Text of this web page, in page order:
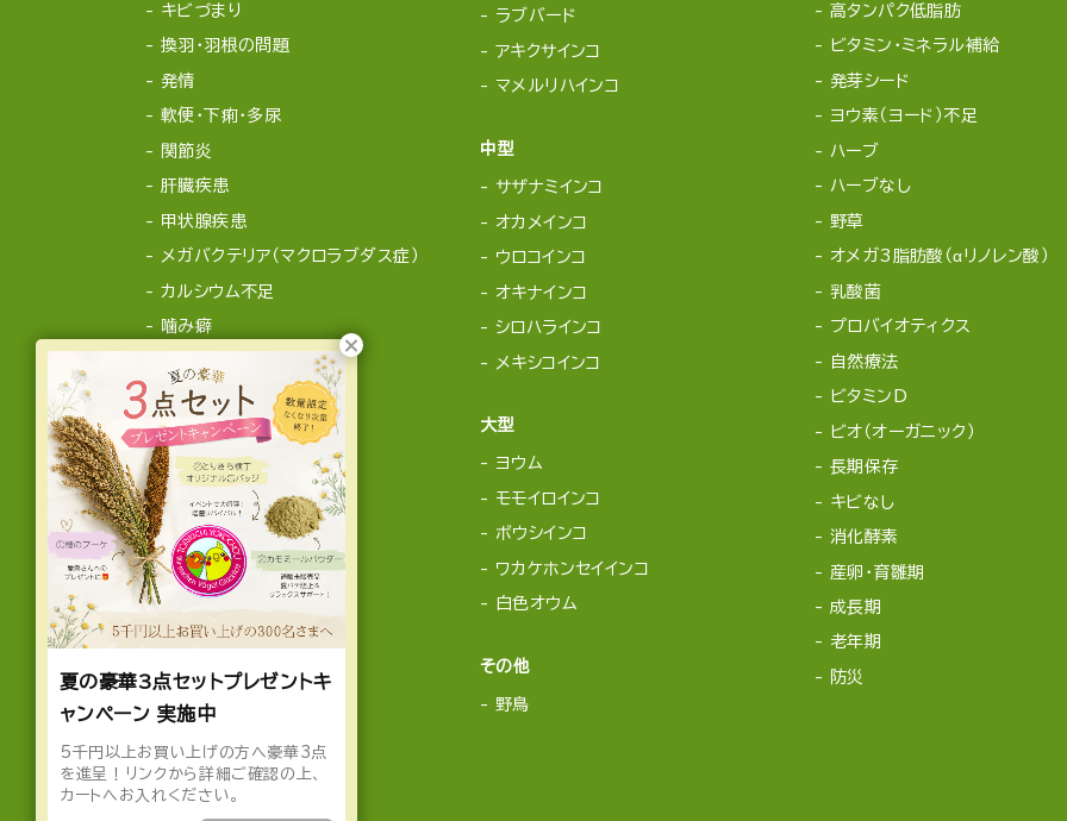
キビづまり
換羽・羽根の問題
発情
軟便・下痢・多尿
関節炎
肝臓疾患
甲状腺疾患
メガバクテリア（マクロラブダス症）
カルシウム不足
噛み癖
ラブバード
アキクサインコ
マメルリハインコ
中型
サザナミインコ
オカメインコ
ウロコインコ
オキナインコ
シロハラインコ
メキシコインコ
大型
ヨウム
モモイロインコ
ボウシインコ
ワカケホンセイインコ
白色オウム
その他
野鳥
高タンパク低脂肪
ビタミン・ミネラル補給
発芽シード
ヨウ素（ヨード）不足
ハーブ
ハーブなし
野草
オメガ3脂肪酸（αリノレン酸）
乳酸菌
プロバイオティクス
自然療法
ビタミンD
ビオ（オーガニック）
長期保存
キビなし
消化酵素
産卵・育雛期
成長期
老年期
防災
夏の豪華3点セットプレゼントキ
ャンペーン 実施中
5千円以上お買い上げの方へ豪華3点
を進呈！リンクから詳細ご確認の上、
カートへお入れください。